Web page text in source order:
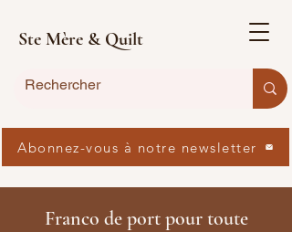
Ste Mère & Quilt
Franco de port pour toute
Abonnez-vous à notre newsletter